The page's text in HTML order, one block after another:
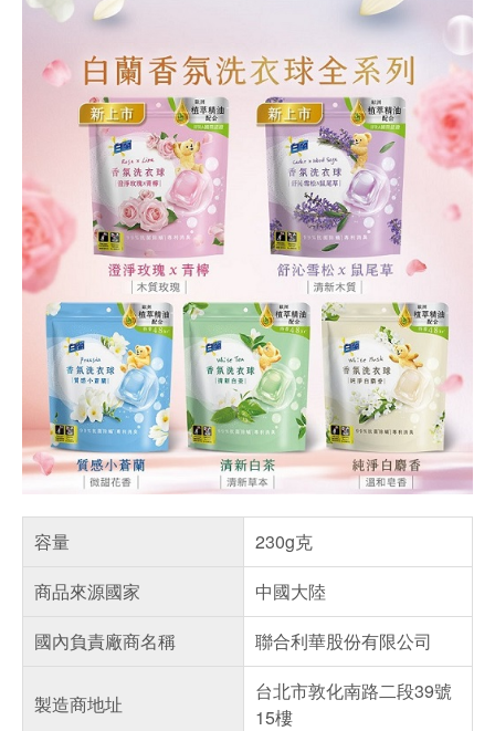
容量
230g克
商品來源國家
中國大陸
國內負責廠商名稱
聯合利華股份有限公司
製造商地址
台北市敦化南路二段39號
15樓